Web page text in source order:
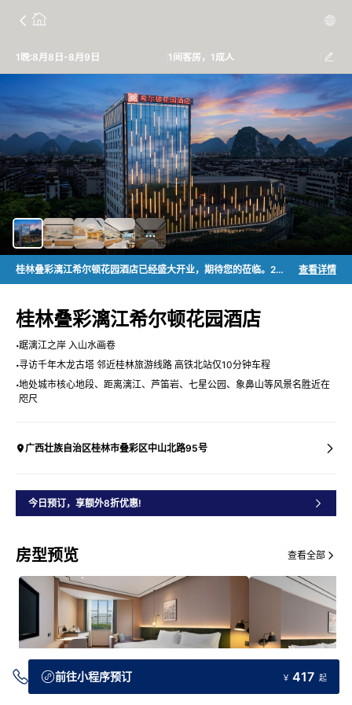
1晚:8月8日-8月9日 1间客房，1成人
桂林叠彩漓江希尔顿花园酒店已经盛大开业，期待您的莅临。2026年5月15日至11月14日入住酒店可享希尔顿荣誉客会额外1,000积分每晚，至高5,000积分。 查看详情
桂林叠彩漓江希尔顿花园酒店
踞漓江之岸 入山水画卷
寻访千年木龙古塔 邻近桂林旅游线路 高铁北站仅10分钟车程
地处城市核心地段、距离漓江、芦笛岩、七星公园、象鼻山等风景名胜近在
咫尺
广西壮族自治区桂林市叠彩区中山北路95号
今日预订，享额外8折优惠!
房型预览 查看全部
前往小程序预订 ￥ 417 起